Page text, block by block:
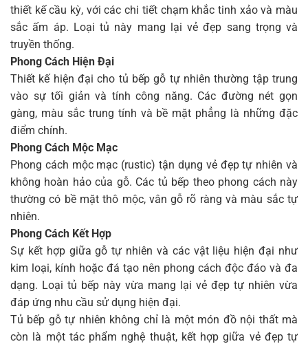
thiết kế cầu kỳ, với các chi tiết chạm khắc tinh xảo và màu
sắc ấm áp. Loại tủ này mang lại vẻ đẹp sang trọng và
truyền thống.
Phong Cách Hiện Đại
Thiết kế hiện đại cho tủ bếp gỗ tự nhiên thường tập trung
vào sự tối giản và tính công năng. Các đường nét gọn
gàng, màu sắc trung tính và bề mặt phẳng là những đặc
điểm chính.
Phong Cách Mộc Mạc
Phong cách mộc mạc (rustic) tận dụng vẻ đẹp tự nhiên và
không hoàn hảo của gỗ. Các tủ bếp theo phong cách này
thường có bề mặt thô mộc, vân gỗ rõ ràng và màu sắc tự
nhiên.
Phong Cách Kết Hợp
Sự kết hợp giữa gỗ tự nhiên và các vật liệu hiện đại như
kim loại, kính hoặc đá tạo nên phong cách độc đáo và đa
dạng. Loại tủ bếp này vừa mang lại vẻ đẹp tự nhiên vừa
đáp ứng nhu cầu sử dụng hiện đại.
Tủ bếp gỗ tự nhiên không chỉ là một món đồ nội thất mà
còn là một tác phẩm nghệ thuật, kết hợp giữa vẻ đẹp tự